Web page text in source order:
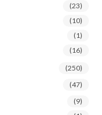
(23)
(10)
(1)
(16)
(250)
(47)
(9)